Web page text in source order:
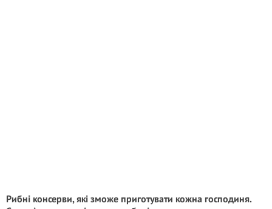
Рибні консерви, які зможе приготувати кожна господиня.